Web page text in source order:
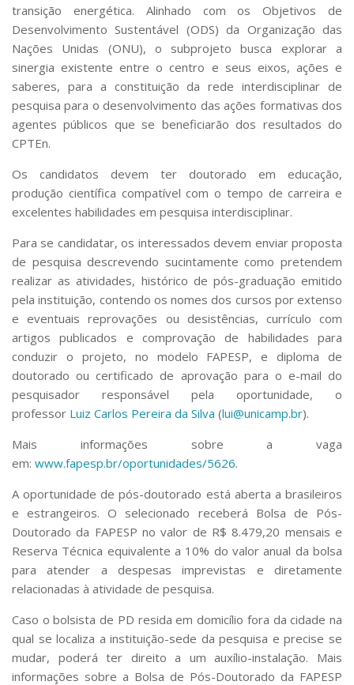
transição energética. Alinhado com os Objetivos de
Desenvolvimento Sustentável (ODS) da Organização das
Nações Unidas (ONU), o subprojeto busca explorar a
sinergia existente entre o centro e seus eixos, ações e
saberes, para a constituição da rede interdisciplinar de
pesquisa para o desenvolvimento das ações formativas dos
agentes públicos que se beneficiarão dos resultados do
CPTEn.
Os candidatos devem ter doutorado em educação,
produção científica compatível com o tempo de carreira e
excelentes habilidades em pesquisa interdisciplinar.
Para se candidatar, os interessados devem enviar proposta
de pesquisa descrevendo sucintamente como pretendem
realizar as atividades, histórico de pós-graduação emitido
pela instituição, contendo os nomes dos cursos por extenso
e eventuais reprovações ou desistências, currículo com
artigos publicados e comprovação de habilidades para
conduzir o projeto, no modelo FAPESP, e diploma de
doutorado ou certificado de aprovação para o e-mail do
pesquisador responsável pela oportunidade, o
professor Luiz Carlos Pereira da Silva (lui@unicamp.br).
Mais informações sobre a vaga
em: www.fapesp.br/oportunidades/5626.
A oportunidade de pós-doutorado está aberta a brasileiros
e estrangeiros. O selecionado receberá Bolsa de Pós-
Doutorado da FAPESP no valor de R$ 8.479,20 mensais e
Reserva Técnica equivalente a 10% do valor anual da bolsa
para atender a despesas imprevistas e diretamente
relacionadas à atividade de pesquisa.
Caso o bolsista de PD resida em domicílio fora da cidade na
qual se localiza a instituição-sede da pesquisa e precise se
mudar, poderá ter direito a um auxílio-instalação. Mais
informações sobre a Bolsa de Pós-Doutorado da FAPESP